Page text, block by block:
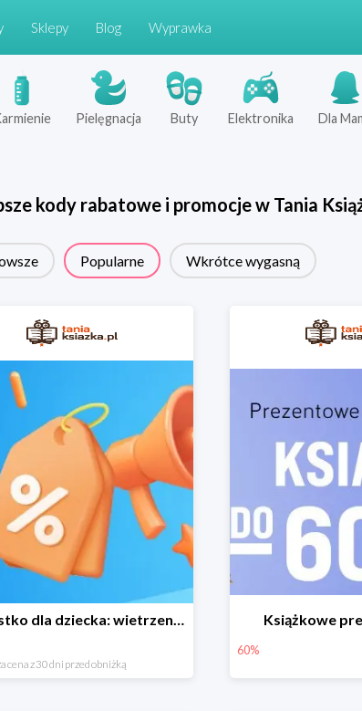
Sklepy Blog Wyprawka
Pielęgnacja Buty Elektronika Dla
kody rabatowe i promocje w Tania
Popularne Wkrótce wygasną
Wszystko dla dziecka: wietrzenie magazynu
cena z 30 dni przed obniżką
Książkowe
60%